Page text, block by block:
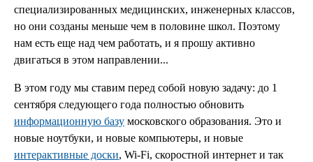
специализированных медицинских, инженерных классов,
но они созданы меньше чем в половине школ. Поэтому
нам есть еще над чем работать, и я прошу активно
двигаться в этом направлении...
В этом году мы ставим перед собой новую задачу: до 1
сентября следующего года полностью обновить
информационную базу московского образования. Это и
новые ноутбуки, и новые компьютеры, и новые
интерактивные доски, Wi-Fi, скоростной интернет и так